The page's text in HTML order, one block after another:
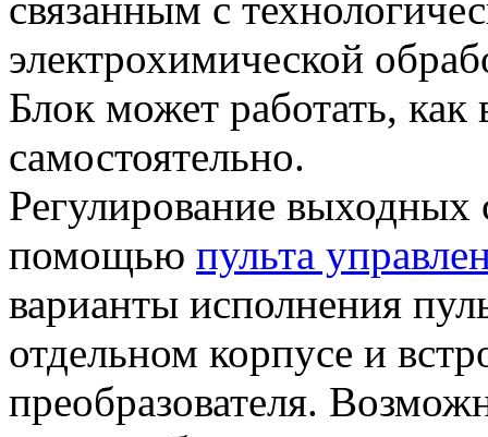
электрохимической
Блок может работать, как
самостоятельно.
Регулирование выходных
помощью пульта
варианты исполнения
отдельном корпусе и
преобразователя.